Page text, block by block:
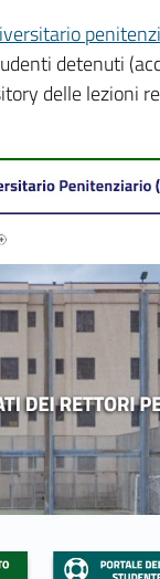
detenuti
delle lezioni